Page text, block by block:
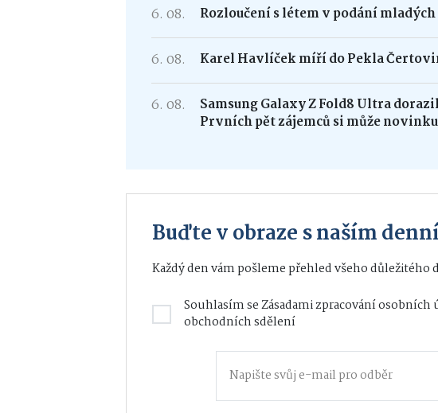
6. 08. Rozloučení s létem v podání
6. 08. Karel Havlíček míří do Pekla
6. 08.
Samsung Galaxy Z Fold8 Ultra
Prvních pět zájemců si může
Buďte v obraze s naším
Každý den vám pošleme přehled všeho důležitého
Souhlasím seZásadami zpracování osobních
obchodních sdělení